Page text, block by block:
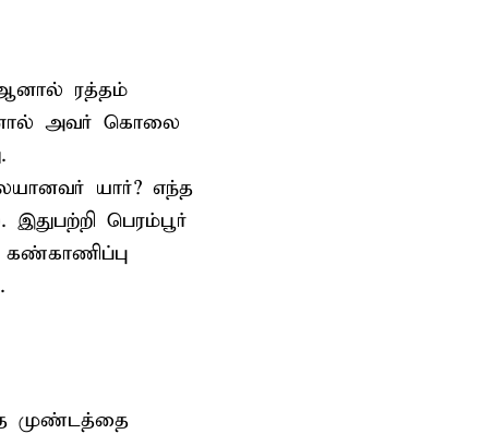
ஆனால் ரத்தம்
அவர் கொலை
யார்? எந்த
பெரம்பூர்
முண்டத்தை